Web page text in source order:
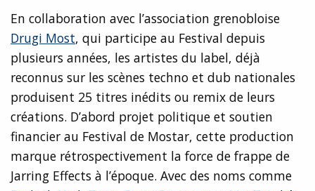
En collaboration avec l’association grenobloise
Drugi Most, qui participe au Festival depuis
plusieurs années, les artistes du label, déjà
reconnus sur les scènes techno et dub nationales
produisent 25 titres inédits ou remix de leurs
créations. D’abord projet politique et soutien
financier au Festival de Mostar, cette production
marque rétrospectivement la force de frappe de
Jarring Effects à l’époque. Avec des noms comme